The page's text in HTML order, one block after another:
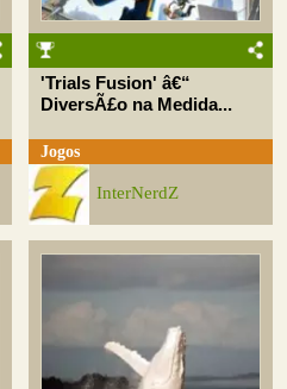
'Trials Fusion' â€“
DiversÃ£o na Medida...
Jogos
InterNerdZ